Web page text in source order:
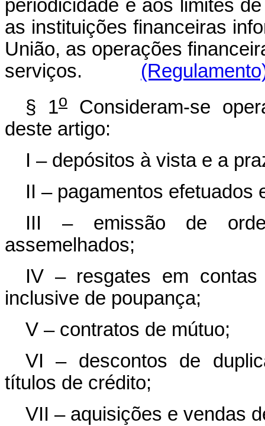
periodicidade e aos limites
as instituições financeiras
União, as operações
serviços.
§ 1o
Consideram-se
deste artigo:
I – depósitos à vista e a
II – pagamentos efetuados
III – emissão de
assemelhados;
IV – resgates em
inclusive de poupança;
V – contratos de mútuo;
VI – descontos de
títulos de crédito;
VII – aquisições e vendas